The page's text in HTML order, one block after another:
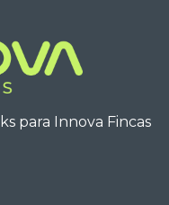
para Innova Fincas